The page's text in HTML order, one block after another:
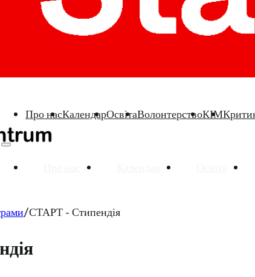
Про насКалендарОсвітаВолонтерствоКІМ
СТАРТ - Стипендія